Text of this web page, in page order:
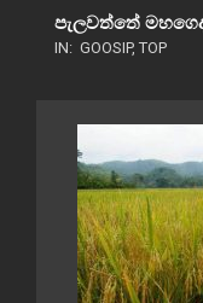
පැලවත්තේ
IN: GOOSIP, TOP